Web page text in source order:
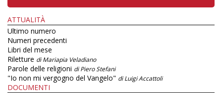
ATTUALITÀ
Ultimo numero
Numeri precedenti
Libri del mese
Riletture di Mariapia Veladiano
Parole delle religioni di Piero Stefani
"Io non mi vergogno del Vangelo" di Luigi Accattoli
DOCUMENTI